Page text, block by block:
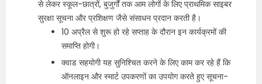
से लेकर स्कूल-छात्रों, बुजुर्गों तक आम लोगों के लिए प्राथमिक साइबर
सुरक्षा सूचना और प्रशिक्षण जैसे संसाधन प्रदान करती है।
10 अप्रैल से शुरू हो रहे सप्ताह के दौरान इन कार्यक्रमों की
समाप्ति होगी।
क्वाड सहयोगी यह सुनिश्चित करने के लिए काम कर रहे हैं कि
ऑनलाइन और स्मार्ट उपकरणों का उपयोग करते हुए सूचना-